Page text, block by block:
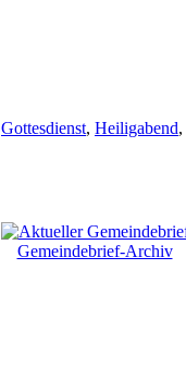
Gottesdienst, Heiligabend,
Gemeindebrief-Archiv